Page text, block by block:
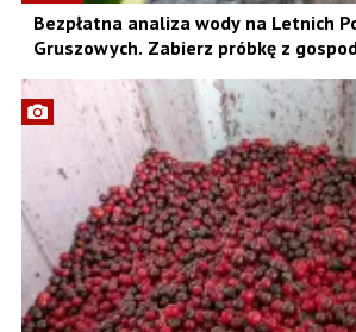
Bezpłatna analiza wody na Letnich
Gruszowych. Zabierz próbkę z